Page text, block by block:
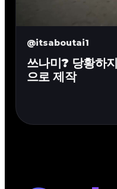
@itsaboutai1
쓰나미? 당황하
으로 제작